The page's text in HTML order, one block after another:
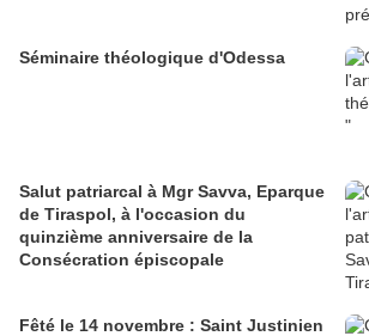
Séminaire théologique d'Odessa
Salut patriarcal à Mgr Savva, Eparque
de Tiraspol, à l'occasion du
quinzième anniversaire de la
Consécration épiscopale
Fêté le 14 novembre : Saint Justinien